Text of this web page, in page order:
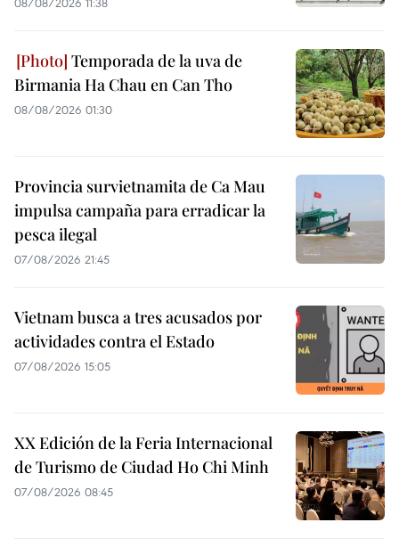
Temporada de la uva de
Birmania Ha Chau en Can Tho
08/08/2026 01:30
Provincia survietnamita de Ca Mau
impulsa campaña para erradicar la
pesca ilegal
07/08/2026 21:45
Vietnam busca a tres acusados por
actividades contra el Estado
07/08/2026 15:05
XX Edición de la Feria Internacional
de Turismo de Ciudad Ho Chi Minh
07/08/2026 08:45